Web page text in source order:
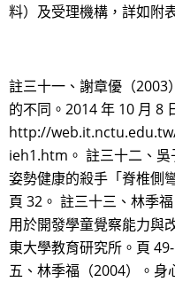
料）及受理機構，詳如附
註三十一、謝章優（2003
的不同。2014 年 10 月 8
http://
ieh1.htm。 註三十二、
姿勢健康的殺手「脊椎側
頁 32。 註三十三、林季
用於開發學童覺察能力與
東大學教育研究所。頁
五、林季福（2004）。